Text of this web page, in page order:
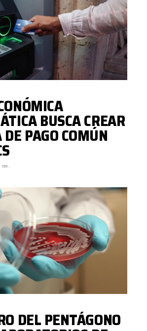
BUSCA CREAR
PAGO COMÚN
DEL PENTÁGONO